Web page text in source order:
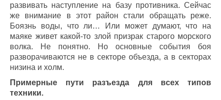
развивать наступление на базу противника. Сейчас
же внимание в этот район стали обращать реже.
Боязнь воды, что ли… Или может думают, что на
маяке живет какой-то злой призрак старого морского
волка. Не понятно. Но основные события боя
разворачиваются не в секторе объезда, а в секторах
низина и холм.
Примерные пути разъезда для всех типов
техники.